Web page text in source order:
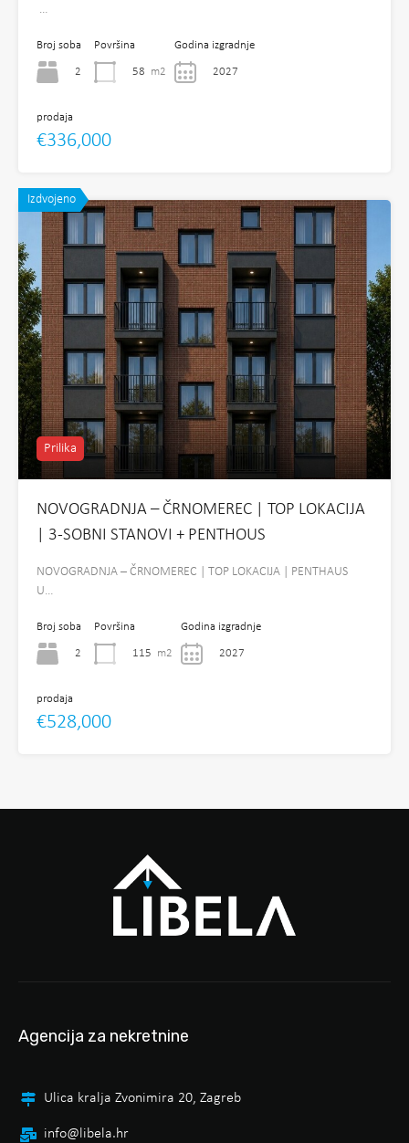
…
Broj soba
2
Površina
58 m2
Godina izgradnje
2027
prodaja
€336,000
Izdvojeno
Prilika
NOVOGRADNJA – ČRNOMEREC | TOP LOKACIJA
| 3-SOBNI STANOVI + PENTHOUS
NOVOGRADNJA – ČRNOMEREC | TOP LOKACIJA | PENTHAUS
U…
Broj soba
2
Površina
115 m2
Godina izgradnje
2027
prodaja
€528,000
Agencija za nekretnine
Ulica kralja Zvonimira 20, Zagreb
info@libela.hr